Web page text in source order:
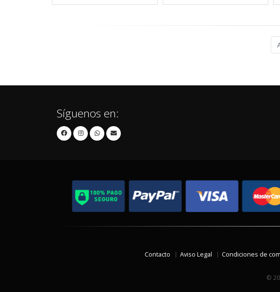
Síguenos en:
Contacto Aviso Legal Condiciones de
©